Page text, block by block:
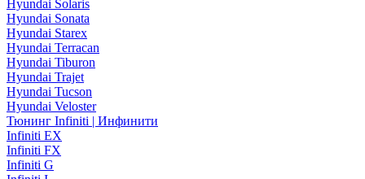
Hyundai Solaris
Hyundai Sonata
Hyundai Starex
Hyundai Terracan
Hyundai Tiburon
Hyundai Trajet
Hyundai Tucson
Hyundai Veloster
Тюнинг Infiniti | Инфинити
Infiniti EX
Infiniti FX
Infiniti G